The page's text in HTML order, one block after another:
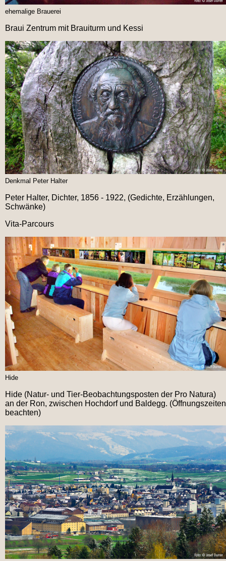
ehemalige Brauerei
Braui Zentrum mit Brauiturm und Kessi
Denkmal Peter Halter
Peter Halter, Dichter, 1856 - 1922, (Gedichte, Erzählungen,
Schwänke)
Vita-Parcours
Hide
Hide (Natur- und Tier-Beobachtungsposten der Pro Natura)
an der Ron, zwischen Hochdorf und Baldegg. (Öffnungszeiten
beachten)